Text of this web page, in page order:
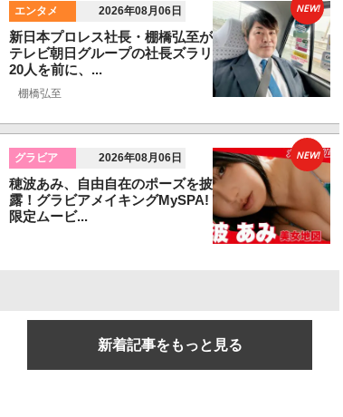
エンタメ 2026年08月06日
新日本プロレス社長・棚橋弘至が
テレビ朝日グループの社長ズラリ
20人を前に、...
棚橋弘至
NEW!
グラビア 2026年08月06日
穂波あみ、自由自在のポーズを披
露！グラビアメイキングMySPA!
限定ムービ...
NEW!
新着記事をもっと見る